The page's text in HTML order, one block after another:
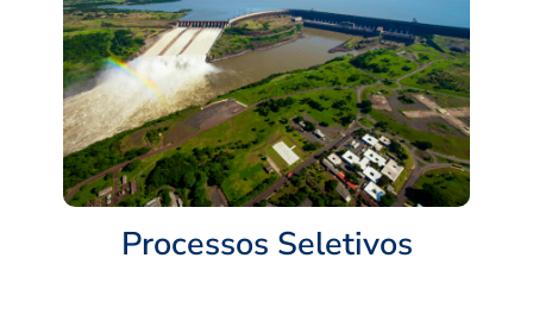
Processos Seletivos